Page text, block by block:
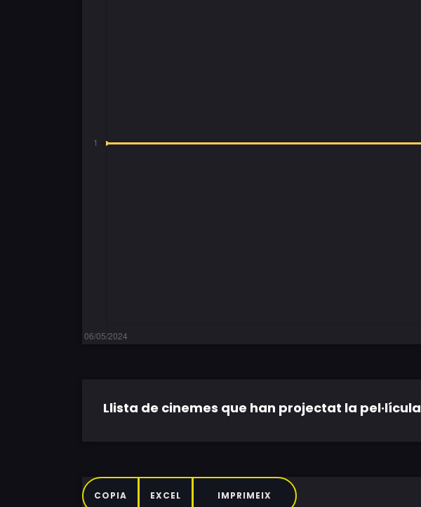
Llista de cinemes que han projectat la pel·lícula
COPIA EXCEL IMPRIMEIX